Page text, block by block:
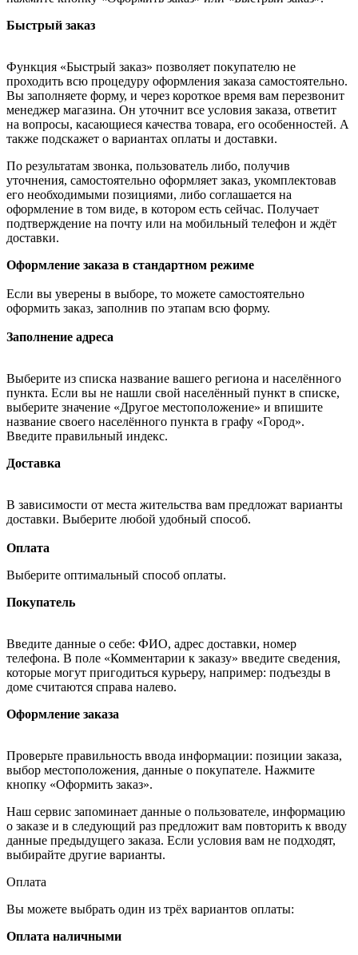
Быстрый заказ
Функция «Быстрый заказ» позволяет покупателю не
проходить всю процедуру оформления заказа самостоятельно.
Вы заполняете форму, и через короткое время вам перезвонит
менеджер магазина. Он уточнит все условия заказа, ответит
на вопросы, касающиеся качества товара, его особенностей. А
также подскажет о вариантах оплаты и доставки.
По результатам звонка, пользователь либо, получив
уточнения, самостоятельно оформляет заказ, укомплектовав
его необходимыми позициями, либо соглашается на
оформление в том виде, в котором есть сейчас. Получает
подтверждение на почту или на мобильный телефон и ждёт
доставки.
Оформление заказа в стандартном режиме
Если вы уверены в выборе, то можете самостоятельно
оформить заказ, заполнив по этапам всю форму.
Заполнение адреса
Выберите из списка название вашего региона и населённого
пункта. Если вы не нашли свой населённый пункт в списке,
выберите значение «Другое местоположение» и впишите
название своего населённого пункта в графу «Город».
Введите правильный индекс.
Доставка
В зависимости от места жительства вам предложат варианты
доставки. Выберите любой удобный способ.
Оплата
Выберите оптимальный способ оплаты.
Покупатель
Введите данные о себе: ФИО, адрес доставки, номер
телефона. В поле «Комментарии к заказу» введите сведения,
которые могут пригодиться курьеру, например: подъезды в
доме считаются справа налево.
Оформление заказа
Проверьте правильность ввода информации: позиции заказа,
выбор местоположения, данные о покупателе. Нажмите
кнопку «Оформить заказ».
Наш сервис запоминает данные о пользователе, информацию
о заказе и в следующий раз предложит вам повторить к вводу
данные предыдущего заказа. Если условия вам не подходят,
выбирайте другие варианты.
Оплата
Вы можете выбрать один из трёх вариантов оплаты:
Оплата наличными